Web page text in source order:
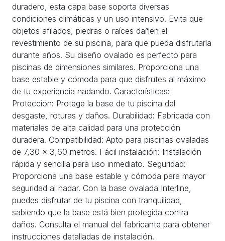
duradero, esta capa base soporta diversas
condiciones climáticas y un uso intensivo. Evita que
objetos afilados, piedras o raíces dañen el
revestimiento de su piscina, para que pueda disfrutarla
durante años. Su diseño ovalado es perfecto para
piscinas de dimensiones similares. Proporciona una
base estable y cómoda para que disfrutes al máximo
de tu experiencia nadando. Características:
Protección: Protege la base de tu piscina del
desgaste, roturas y daños. Durabilidad: Fabricada con
materiales de alta calidad para una protección
duradera. Compatibilidad: Apto para piscinas ovaladas
de 7,30 x 3,60 metros. Fácil instalación: Instalación
rápida y sencilla para uso inmediato. Seguridad:
Proporciona una base estable y cómoda para mayor
seguridad al nadar. Con la base ovalada Interline,
puedes disfrutar de tu piscina con tranquilidad,
sabiendo que la base está bien protegida contra
daños. Consulta el manual del fabricante para obtener
instrucciones detalladas de instalación.